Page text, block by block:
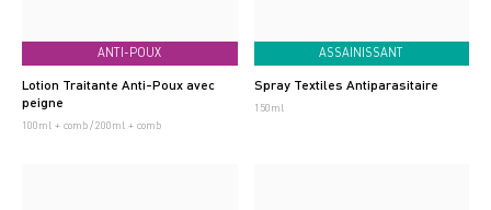
ANTI-POUX
Lotion Traitante Anti-Poux avec
peigne
100ml + comb 200ml + comb
ASSAINISSANT
Spray Textiles Antiparasitaire
150ml